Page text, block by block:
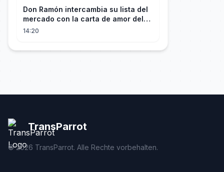
Don Ramón intercambia su lista del
mercado con la carta de amor del
Profesor
14:20
TransParrot
©2026 TransParrot. Alle Rechte vorbehalten.